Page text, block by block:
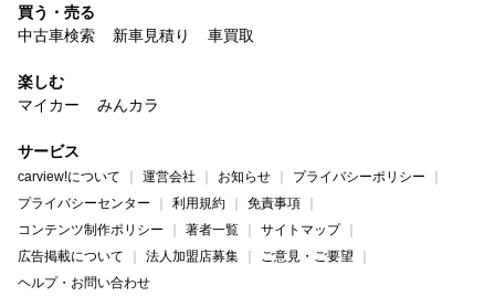
買う・売る
中古車検索
新車見積り 車買取
楽しむ
マイカー
みんカラ
サービス
carview!について 運営会社 お知らせ
プライバシーポリシー
プライバシーセンター
利用規約
免責事項
コンテンツ制作ポリシー
著者一覧
サイトマップ
広告掲載について
法人加盟店募集
ご意見・ご要望
ヘルプ・お問い合わせ